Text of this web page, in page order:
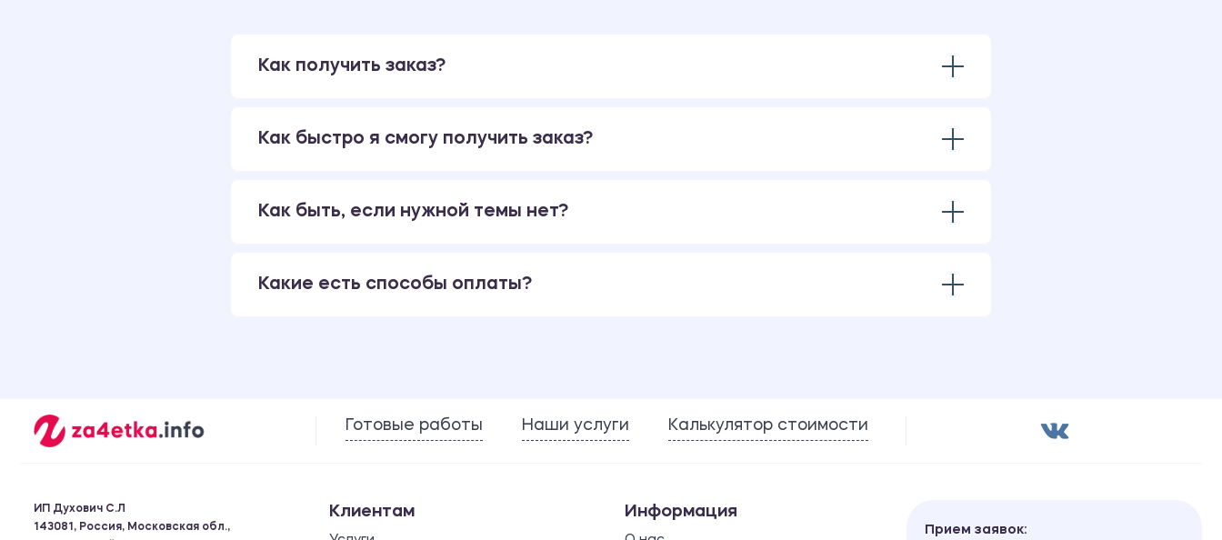
Как получить заказ?
Как быстро я смогу получить заказ?
Как быть, если нужной темы нет?
Какие есть способы оплаты?
Готовые работы Наши услуги Калькулятор стоимости
ИП Духович С.Л
143081, Россия, Московская обл.,
Клиентам Информация
Прием заявок: